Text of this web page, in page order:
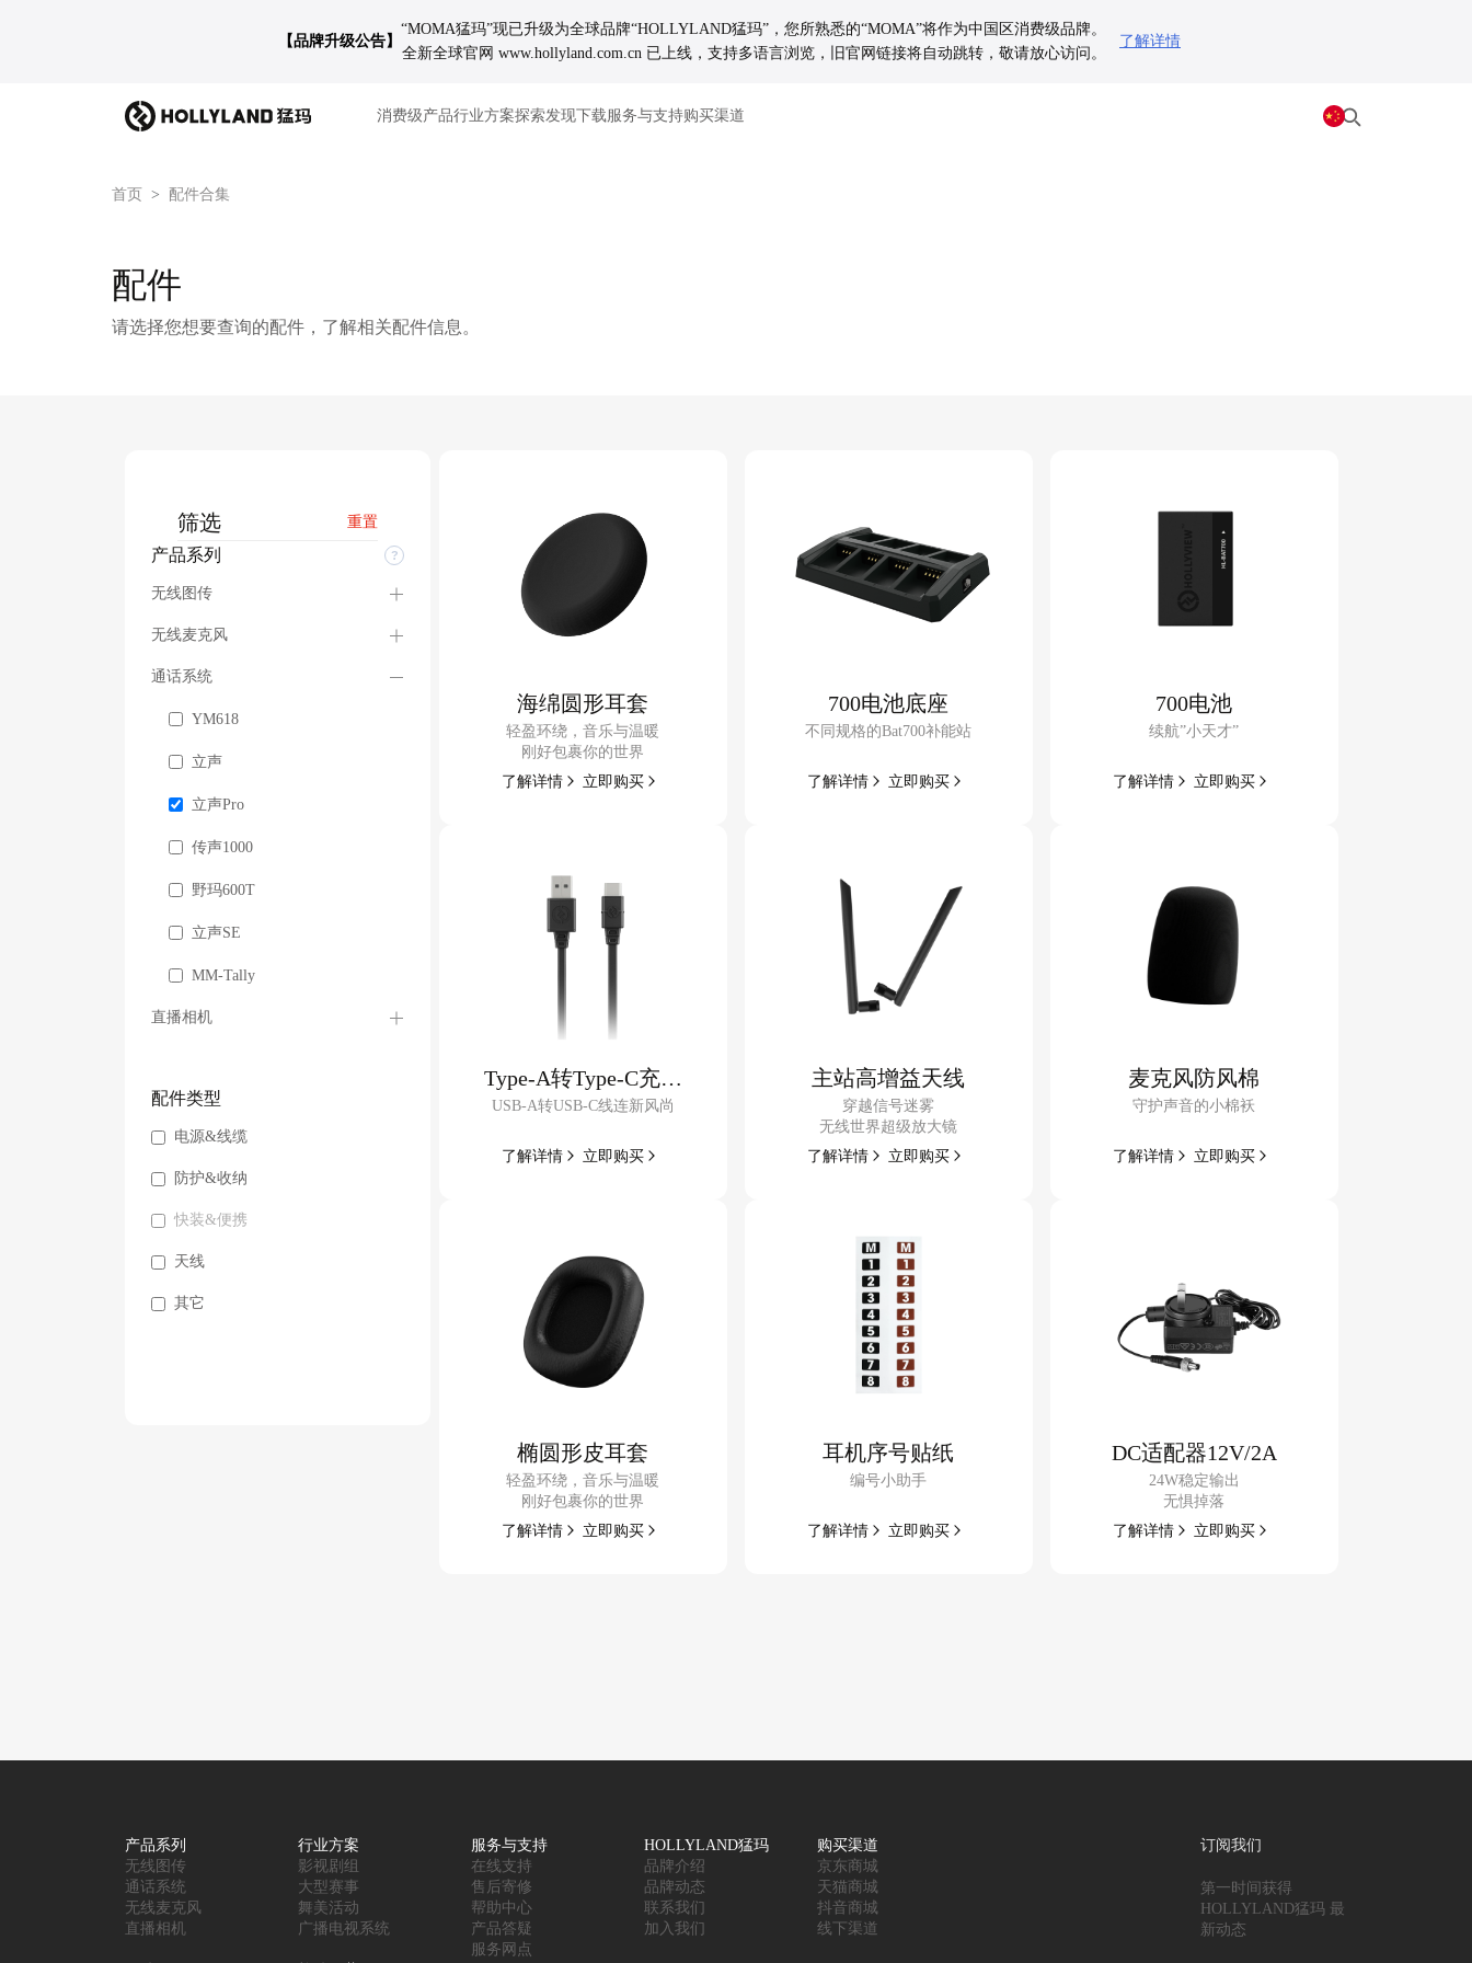
【品牌升级公告】
“MOMA猛玛”现已升级为全球品牌“HOLLYLAND猛玛”，您所熟悉的“MOMA”将作为中国区消费级品牌。
全新全球官网 www.hollyland.com.cn 已上线，支持多语言浏览，旧官网链接将自动跳转，敬请放心访问。
了解详情
消费级产品行业方案探索发现下载服务与支持购买渠道
首页 配件合集
配件
请选择您想要查询的配件，了解相关配件信息。
筛选
产品系列
无线图传
无线麦克风
通话系统
YM618
立声
立声Pro
传声1000
野玛600T
立声SE
MM-Tally
直播相机
配件类型
电源&线缆
防护&收纳
快装&便携
天线
其它
重置
海绵圆形耳套
轻盈环绕，音乐与温暖
刚好包裹你的世界
了解详情 立即购买
700电池底座
不同规格的Bat700补能站
了解详情 立即购买
700电池
续航”小天才”
了解详情 立即购买
Type-A转Type-C充电
（数据）线
USB-A转USB-C线连新风尚
了解详情 立即购买
主站高增益天线
穿越信号迷雾
无线世界超级放大镜
了解详情 立即购买
麦克风防风棉
守护声音的小棉袄
了解详情 立即购买
椭圆形皮耳套
轻盈环绕，音乐与温暖
刚好包裹你的世界
了解详情 立即购买
耳机序号贴纸
编号小助手
了解详情 立即购买
DC适配器12V/2A
24W稳定输出
无惧掉落
了解详情 立即购买
产品系列
无线图传
通话系统
无线麦克风
直播相机
行业方案
影视剧组
大型赛事
舞美活动
广播电视系统
服务与支持
在线支持
售后寄修
帮助中心
产品答疑
服务网点
HOLLYLAND猛玛
品牌介绍
品牌动态
联系我们
加入我们
购买渠道
京东商城
天猫商城
抖音商城
线下渠道
订阅我们
第一时间获得
HOLLYLAND猛玛 最
新动态